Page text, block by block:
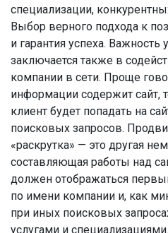
специализации,
Выбор верного подхода к
и гарантия успеха. Важность
заключается также в
компании в сети. Проще
информации содержит сайт,
клиент будет попадать на
поисковых запросов.
«раскрутка» — это другая
составляющая работы над
должен отображаться
по имени компании и, как
при иных поисковых
услугами и